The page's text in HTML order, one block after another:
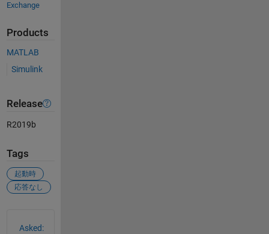
Exchange
Products
MATLAB
Simulink
Release
R2019b
Tags
起動時
応答なし
Asked: